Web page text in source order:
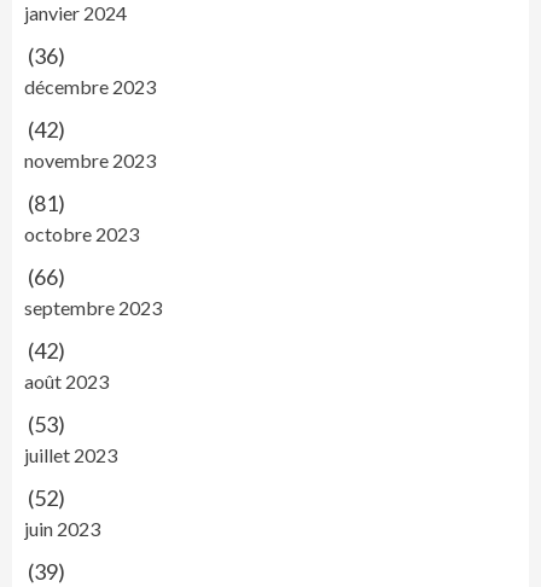
janvier 2024
(36)
décembre 2023
(42)
novembre 2023
(81)
octobre 2023
(66)
septembre 2023
(42)
août 2023
(53)
juillet 2023
(52)
juin 2023
(39)